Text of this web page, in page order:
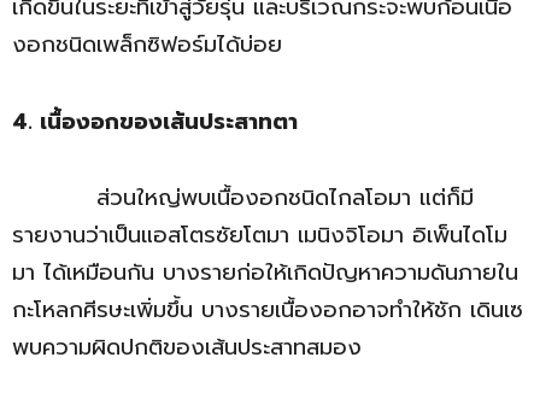
เกิดขึ้นในระยะที่เข้าสู่วัยรุ่น และบริเวณกระจะพบก้อนเนื้อ
งอกชนิดเพล็กซิฟอร์มได้บ่อย
4. เนื้องอกของเส้นประสาทตา
ส่วนใหญ่พบเนื้องอกชนิดไกลโอมา แต่ก็มี
รายงานว่าเป็นแอสโตรซัยโตมา เมนิงจิโอมา อิเพ็นไดโม
มา ได้เหมือนกัน บางรายก่อให้เกิดปัญหาความดันภายใน
กะโหลกศีรษะเพิ่มขึ้น บางรายเนื้องอกอาจทำให้ชัก เดินเซ
พบความผิดปกติของเส้นประสาทสมอง